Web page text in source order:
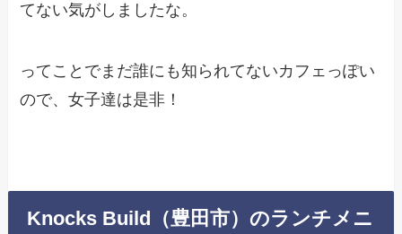
てない気がしましたな。
ってことでまだ誰にも知られてないカフェっぽい
ので、女子達は是非！
Knocks Build（豊田市）のランチメニ